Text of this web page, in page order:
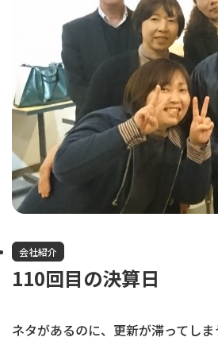
会社紹介
110回目の決算日
ネタがあるのに、更新が滞ってし